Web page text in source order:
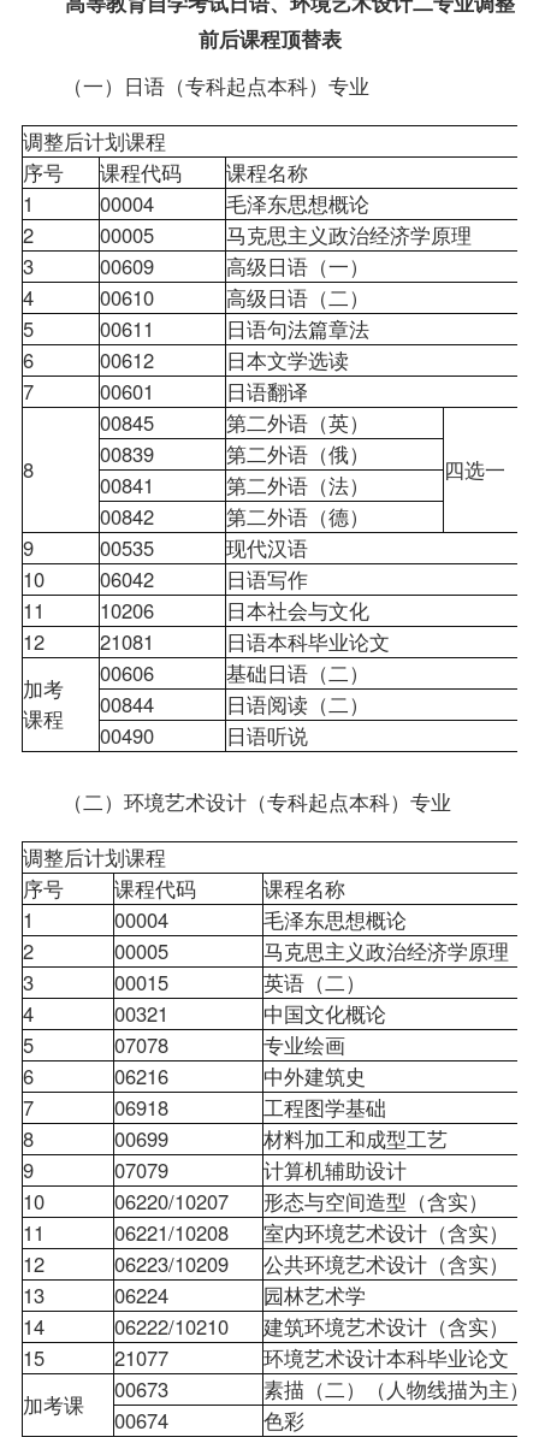
前后课程顶替表
（一）日语（专科起点本科）专业
调整后计划课程
序号
课程代码
课程名称
1
00004
毛泽东思想概论
2
00005
马克思主义政治经济学原理
3
00609
高级日语（一）
4
00610
高级日语（二）
5
00611
日语句法篇章法
6
00612
日本文学选读
7
00601 日语翻译
8
00845
第二外语（英）
四选一
00839
第二外语（俄）
00841
第二外语（法）
00842
第二外语（德）
9
00535
现代汉语
10
06042
日语写作
11
10206
日本社会与文化
12
21081
日语本科毕业论文
加考
课程
00606
基础日语（二）
00844
日语阅读（二）
00490
日语听说
（二）环境艺术设计（专科起点本科）专业
调整后计划课程
序号
课程代码
课程名称
1
00004
毛泽东思想概论
2
00005
马克思主义政治经济学原理
3
00015
英语（二）
4
00321
中国文化概论
5
07078
专业绘画
6
06216
中外建筑史
7
06918
工程图学基础
8
00699
材料加工和成型工艺
9
07079
计算机辅助设计
10
06220/10207
形态与空间造型（含实）
11
06221/10208
室内环境艺术设计（含实）
12
06223/10209
公共环境艺术设计（含实）
13
06224
园林艺术学
14
06222/10210
建筑环境艺术设计（含实）
15
21077
环境艺术设计本科毕业论文
加考课
00673
素描（二）（人物线描为主
00674
色彩